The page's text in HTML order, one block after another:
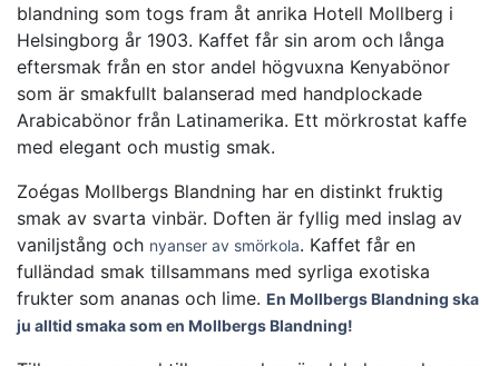
blandning som togs fram åt anrika Hotell Mollberg i
Helsingborg år 1903. Kaffet får sin arom och långa
eftersmak från en stor andel högvuxna Kenyabönor
som är smakfullt balanserad med handplockade
Arabicabönor från Latinamerika. Ett mörkrostat kaffe
med elegant och mustig smak.
Zoégas Mollbergs Blandning har en distinkt fruktig
smak av svarta vinbär. Doften är fyllig med inslag av
vaniljstång och nyanser av smörkola. Kaffet får en
fulländad smak tillsammans med syrliga exotiska
frukter som ananas och lime. En Mollbergs Blandning ska
ju alltid smaka som en Mollbergs Blandning!